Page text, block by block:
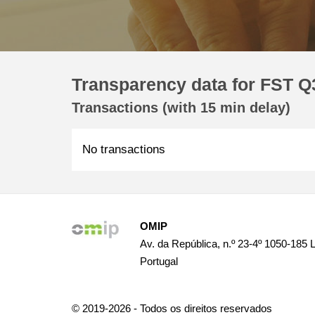
Transparency data for FST
Transactions (with 15 min delay)
No transactions
OMIP
Av. da República, n.º 23-4º 1050-185
Portugal
© 2019-2026 - Todos os direitos reservados